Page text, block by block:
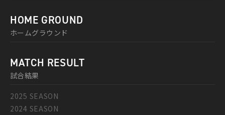
HOME GROUND
ホームグラウンド
MATCH RESULT
試合結果
2025 SEASON
2024 SEASON